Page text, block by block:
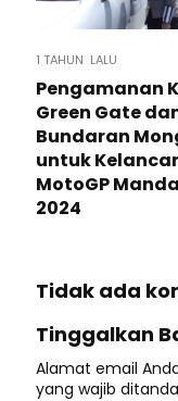
1 TAHUN LALU
Pengamanan
Green Gate
Bundaran
untuk
MotoGP
2024
Tidak ada
Tinggalkan
Alamat email
yang wajib